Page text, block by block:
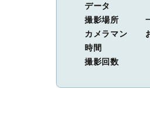
データ
撮影場所
カメラマン
時間
撮影回数